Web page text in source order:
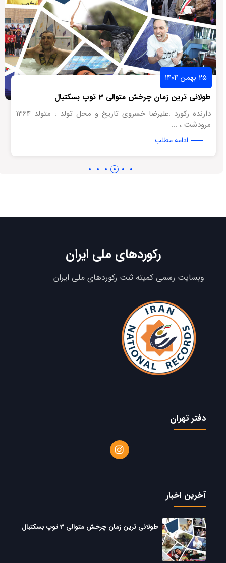
۲۵ بهمن ۱۴۰۴
طولانی ترین زمان چرخش متوالی 3 توپ بسکتبال
دارنده رکورد :علیرضا خسروی تاریخ و محل تولد : متولد 1364
مرودشت ، ...
ادامه مطلب
رکوردهای ملی ایران
وبسایت رسمی کمیته ثبت رکوردهای ملی ایران
دفتر تهران
آخرین اخبار
طولانی ترین زمان چرخش متوالی 3 توپ بسکتبال